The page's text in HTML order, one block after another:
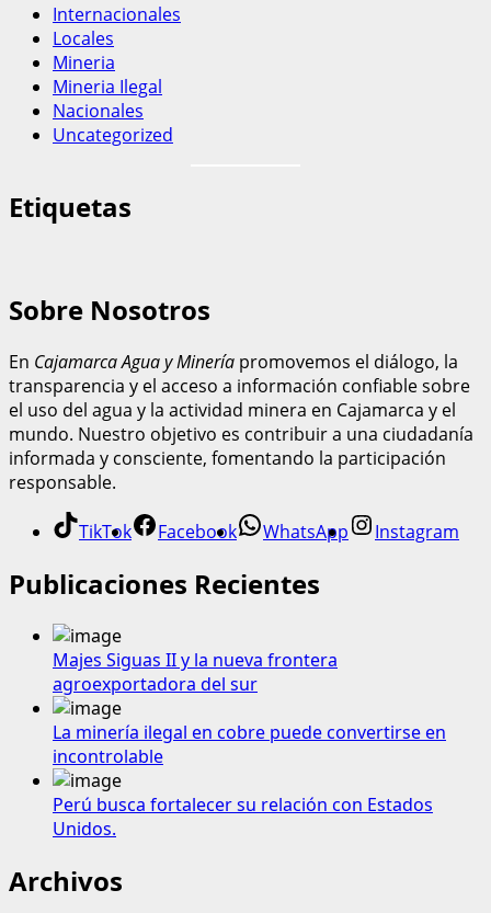
Internacionales
Locales
Mineria
Mineria Ilegal
Nacionales
Uncategorized
Etiquetas
Sobre Nosotros
En Cajamarca Agua y Minería promovemos el diálogo, la
transparencia y el acceso a información confiable sobre
el uso del agua y la actividad minera en Cajamarca y el
mundo. Nuestro objetivo es contribuir a una ciudadanía
informada y consciente, fomentando la participación
responsable.
TikTok Facebook WhatsApp Instagram
Publicaciones Recientes
Majes Siguas II y la nueva frontera
agroexportadora del sur
La minería ilegal en cobre puede convertirse en
incontrolable
Perú busca fortalecer su relación con Estados
Unidos.
Archivos